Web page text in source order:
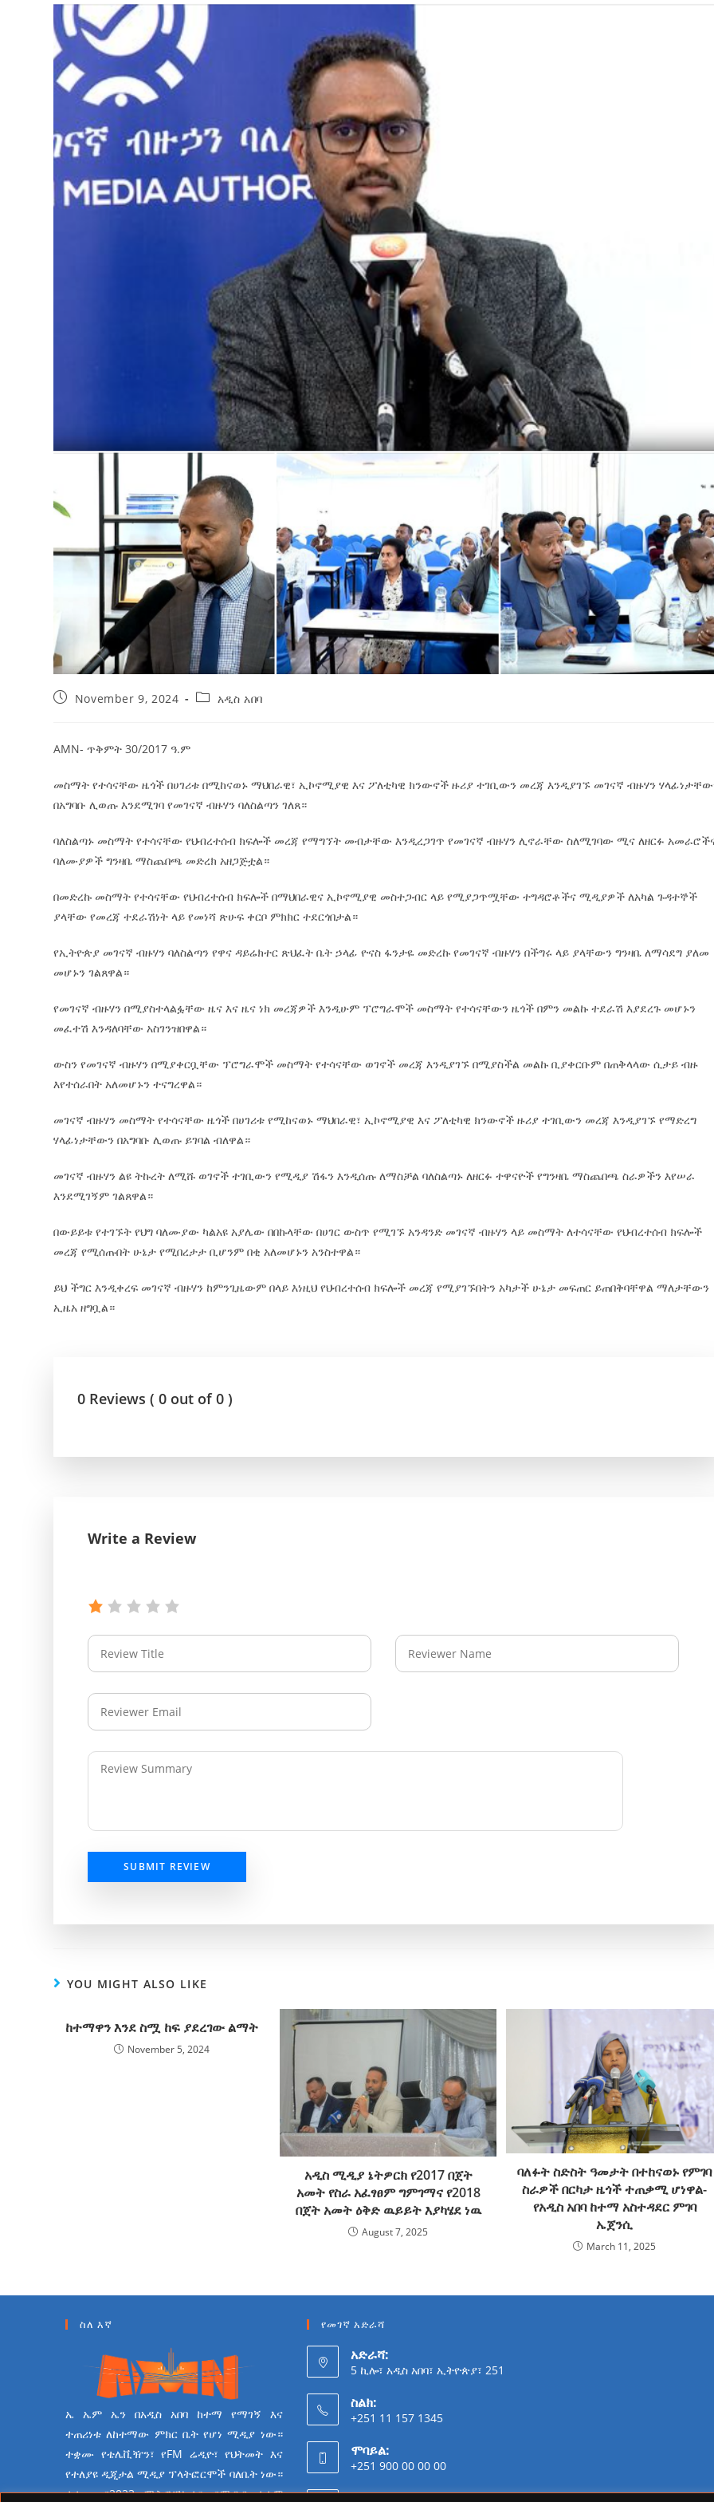
ብልፅግና ፓርቲ የምርጫ ውክልናውን ወደ
ተጨባጭ የልማት ስኬቶች ለመቀየር እየሰራ ነው
August 7, 2026
ኢትዮጵያ የቀጣናውን ኢኮኖሚያዊ ገጽታ በአዲስ
August 7, 2026
2ኛው የአዲስ ሚዲያ ኔትዎርክ አመራሮች እና
ሠራተኞች ስፖርት ፌስቲቫል በቴሌቪዥን ዘርፍ
አሸናፊነት ተጠናቀቀ
August 1, 2026
November 9, 2024 አዲስ አበባ
AMN- ጥቅምት 30/2017 ዓ.ም
መስማት የተሳናቸው ዜጎች በሀገሪቱ በሚከናወኑ ማህበራዊ፣ ኢኮኖሚያዊ እና ፖለቲካዊ ክንውኖች ዙሪያ ተገቢውን መረጃ እንዲያገኙ መገናኛ ብዙሃን
በአግባቡ ሊወጡ እንደሚገባ የመገናኛ ብዙሃን ባለስልጣን ገለጸ።
ባለስልጣኑ መስማት የተሳናቸው የህብረተሰብ ክፍሎች መረጃ የማግኘት መብታቸው እንዲረጋገጥ የመገናኛ ብዙሃን ሊኖራቸው ስለሚገባው ሚና ለዘርፉ
ባለሙያዎች ግንዛቤ ማስጨበጫ መድረክ አዘጋጅቷል።
በመድረኩ መስማት የተሳናቸው የህብረተሰብ ክፍሎች በማህበራዊና ኢኮኖሚያዊ መስተጋብር ላይ የሚያጋጥሟቸው ተግዳሮቶችና ሚዲያዎች ለአካል ጉዳተኞች
ያላቸው የመረጃ ተደራሽነት ላይ የመነሻ ጽሁፍ ቀርቦ ምክክር ተደርጎበታል።
የኢትዮጵያ መገናኛ ብዙሃን ባለስልጣን የዋና ዳይሬክተር ጽህፈት ቤት ኃላፊ ዮናስ ፋንታዬ መድረኩ የመገናኛ ብዙሃን በችግሩ ላይ ያላቸውን ግንዛቤ ለማሳደግ ያለመ
መሆኑን ገልጸዋል።
የመገናኛ ብዙሃን በሚያስተላልፏቸው ዜና እና ዜና ነክ መረጃዎች እንዲሁም ፕሮግራሞች መስማት የተሳናቸውን ዜጎች በምን መልኩ ተደራሽ እያደረጉ መሆኑን
መፈተሽ እንዳለባቸው አስገንዝበዋል።
ውስን የመገናኛ ብዙሃን በሚያቀርቧቸው ፕሮግራሞች መስማት የተሳናቸው ወገኖች መረጃ እንዲያገኙ በሚያስችል መልኩ ቢያቀርቡም በጠቅላላው ሲታይ ብዙ
እየተሰራበት አለመሆኑን ተናግረዋል።
መገናኛ ብዙሃን መስማት የተሳናቸው ዜጎች በሀገሪቱ የሚከናወኑ ማህበራዊ፣ ኢኮኖሚያዊ እና ፖለቲካዊ ክንውኖች ዙሪያ ተገቢውን መረጃ እንዲያገኙ የማድረግ
ሃላፊነታቸውን በአግባቡ ሊወጡ ይገባል ብለዋል።
መገናኛ ብዙሃን ልዩ ትኩረት ለሚሹ ወገኖች ተገቢውን የሚዲያ ሽፋን እንዲሰጡ ለማስቻል ባለስልጣኑ ለዘርፉ ተዋናዮች የግንዛቤ ማስጨበጫ ስራዎችን እየሠራ
እንደሚገኝም ገልጸዋል።
በውይይቱ የተገኙት የህግ ባለሙያው ካልአዩ አያሌው በበኩላቸው በሀገር ውስጥ የሚገኙ አንዳንድ መገናኛ ብዙሃን ላይ መስማት ለተሳናቸው የህብረተሰብ ክፍሎች
መረጃ የሚሰጡበት ሁኔታ የሚበረታታ ቢሆንም በቂ አለመሆኑን አንስተዋል።
ይህ ችግር እንዲቀረፍ መገናኛ ብዙሃን ከምንጊዜውም በላይ እነዚህ የህብረተሰብ ክፍሎች መረጃ የሚያገኙበትን አካታች ሁኔታ መፍጠር ይጠበቅባቸዋል ማለታቸውን
ኢዜአ ዘግቧል።
0 Reviews ( 0 out of 0 )
Write a Review
SUBMIT REVIEW
YOU MIGHT ALSO LIKE
ከተማዋን እንደ ስሟ ከፍ ያደረገው ልማት
November 5, 2024
አዲስ ሚዲያ ኔትዎርክ የ2017 በጀት
አመት የስራ አፈፃፀም ግምገማና የ2018
በጀት አመት ዕቅድ ዉይይት እያካሄደ ነዉ
August 7, 2025
ባለፉት ስድስት ዓመታት በተከናወኑ የምገባ
ስራዎች በርካታ ዜጎች ተጠቃሚ ሆነዋል-
የአዲስ አበባ ከተማ አስተዳደር ምገባ
ኤጀንሲ
March 11, 2025
ስለ እኛ
ኤ ኤም ኤን በአዲስ አበባ ከተማ የማገኝ እና
ተጠሪነቱ ለከተማው ምክር ቤት የሆነ ሚዲያ ነው።
ተቋሙ የቴሌቪዥን፣ የFM ሬዲዮ፣ የህትመት እና
የተለያዩ ዲጂታል ሚዲያ ፕላትፎርሞች ባለቤት ነው።
ተቋሙ በ2023 ሜትሮፖሊታን የሚዲያ ተቋም
የመገኛ አድራሻ
አድራሻ:
5 ኪሎ፣ አዲስ አበባ፣ ኢትዮጵያ፣ 251
ስልክ:
+251 11 157 1345
ሞባይል:
+251 900 00 00 00
ፋክስ: